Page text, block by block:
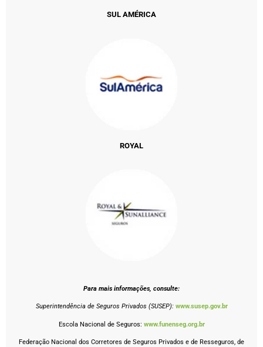
SUL AMÉRICA
ROYAL
Para mais informações, consulte:
Superintendência de Seguros Privados (SUSEP): www.susep.gov.br
Escola Nacional de Seguros: www.funenseg.org.br
Federação Nacional dos Corretores de Seguros Privados e de Resseguros, de